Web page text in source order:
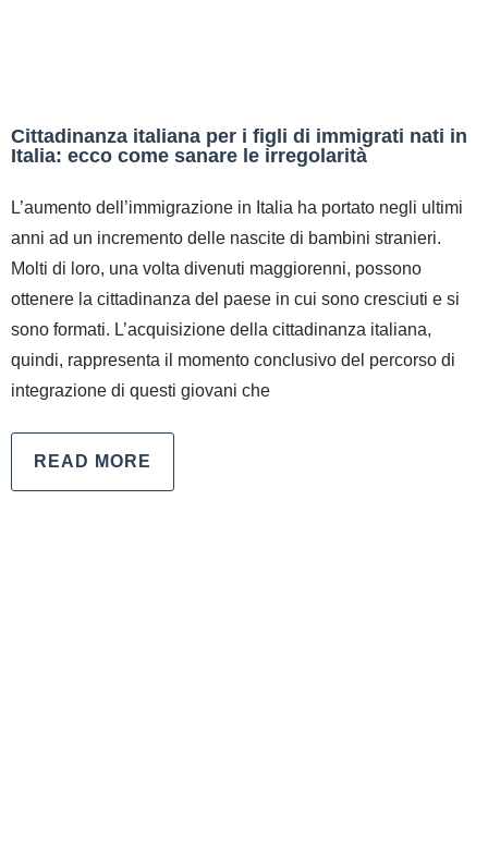
Cittadinanza italiana per i figli di immigrati nati in
Italia: ecco come sanare le irregolarità
L’aumento dell’immigrazione in Italia ha portato negli ultimi
anni ad un incremento delle nascite di bambini stranieri.
Molti di loro, una volta divenuti maggiorenni, possono
ottenere la cittadinanza del paese in cui sono cresciuti e si
sono formati. L’acquisizione della cittadinanza italiana,
quindi, rappresenta il momento conclusivo del percorso di
integrazione di questi giovani che
READ MORE